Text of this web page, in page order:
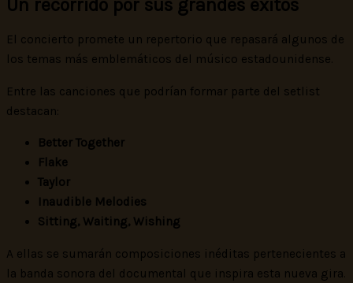
Un recorrido por sus grandes éxitos
El concierto promete un repertorio que repasará algunos de
los temas más emblemáticos del músico estadounidense.
Entre las canciones que podrían formar parte del setlist
destacan:
Better Together
Flake
Taylor
Inaudible Melodies
Sitting, Waiting, Wishing
A ellas se sumarán composiciones inéditas pertenecientes a
la banda sonora del documental que inspira esta nueva gira.